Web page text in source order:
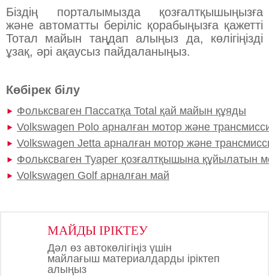
Біздің порталымызда қозғалтқышыңызға
және автоматты беріліс қорабыңызға қажетті
Тотал майын таңдап алыңыз да, көлігіңізді
ұзақ, әрі ақаусыз пайдаланыңыз.
Көбірек білу
Фольксваген Пассатқа Total қай майын құяды
Volkswagen Polo арналған мотор және
Volkswagen Jetta арналған мотор және
Фольксваген Туарег қозғалтқышына құйылатын
Volkswagen Golf арналған май
МАЙДЫ ІРІКТЕУ
Дәл өз автокөлігіңіз үшін
майлағыш материалдарды іріктеп
алыңыз